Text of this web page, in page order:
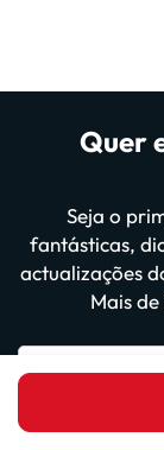
Quer
Seja o
fantásticas,
actualizações
Mais
Introduza o seu